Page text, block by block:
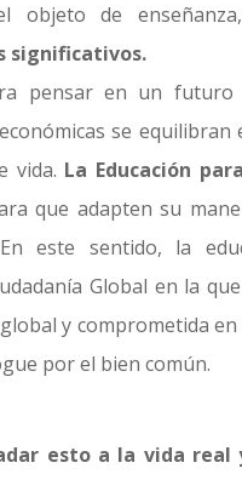
objeto de
significativos.
pensar en un
se equilibran
vida. La Educación
que adapten su
este sentido, la
Global en la
y comprometida
por el bien común.
esto a la vida real